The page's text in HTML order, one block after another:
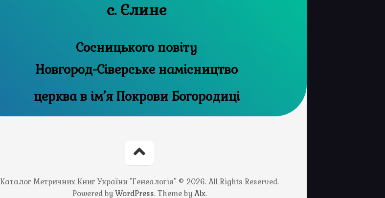
с. Єлине
Сосницького повіту
Новгород-Сіверське намісництво
церква в ім’я Покрови Богородиці
Каталог Метричних Книг України "Генеалогія" © 2026. All Rights Reserved.
Powered by WordPress. Theme by Alx.